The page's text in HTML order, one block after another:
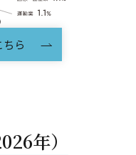
ら
年）